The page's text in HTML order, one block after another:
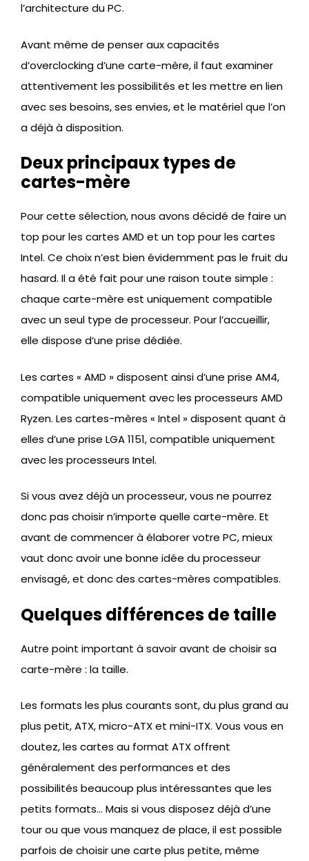
l’architecture du PC.
Avant même de penser aux capacités
d’overclocking d’une carte-mère, il faut examiner
attentivement les possibilités et les mettre en lien
avec ses besoins, ses envies, et le matériel que l’on
a déjà à disposition.
Deux principaux types de
cartes-mère
Pour cette sélection, nous avons décidé de faire un
top pour les cartes AMD et un top pour les cartes
Intel. Ce choix n’est bien évidemment pas le fruit du
hasard. Il a été fait pour une raison toute simple :
chaque carte-mère est uniquement compatible
avec un seul type de processeur. Pour l’accueillir,
elle dispose d’une prise dédiée.
Les cartes « AMD » disposent ainsi d’une prise AM4,
compatible uniquement avec les processeurs AMD
Ryzen. Les cartes-mères « Intel » disposent quant à
elles d’une prise LGA 1151, compatible uniquement
avec les processeurs Intel.
Si vous avez déjà un processeur, vous ne pourrez
donc pas choisir n’importe quelle carte-mère. Et
avant de commencer à élaborer votre PC, mieux
vaut donc avoir une bonne idée du processeur
envisagé, et donc des cartes-mères compatibles.
Quelques différences de taille
Autre point important à savoir avant de choisir sa
carte-mère : la taille.
Les formats les plus courants sont, du plus grand au
plus petit, ATX, micro-ATX et mini-ITX. Vous vous en
doutez, les cartes au format ATX offrent
généralement des performances et des
possibilités beaucoup plus intéressantes que les
petits formats… Mais si vous disposez déjà d’une
tour ou que vous manquez de place, il est possible
parfois de choisir une carte plus petite, même